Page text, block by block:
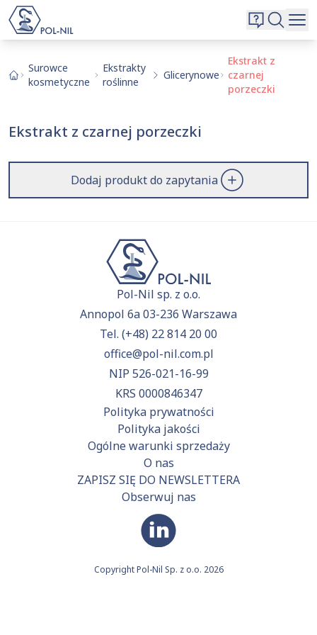
O nas
EN
Surowce
kosmetyczne
Ekstrakty
roślinne
Glicerynowe
Ekstrakt z
czarnej
porzeczki
Ekstrakt z czarnej porzeczki
Dodaj produkt do zapytania
Pol-Nil sp. z o.o.
Annopol 6a 03-236 Warszawa
Tel. (+48) 22 814 20 00
office@pol-nil.com.pl
NIP 526-021-16-99
KRS 0000846347
Polityka prywatności
Polityka jakości
Ogólne warunki sprzedaży
O nas
ZAPISZ SIĘ DO NEWSLETTERA
Obserwuj nas
Copyright Pol-Nil Sp. z o.o. 2026
Wybrane surowce i substancje
Przejdź do ofertyi dodaj surowce, o których chcesz
Wyszukiwarka